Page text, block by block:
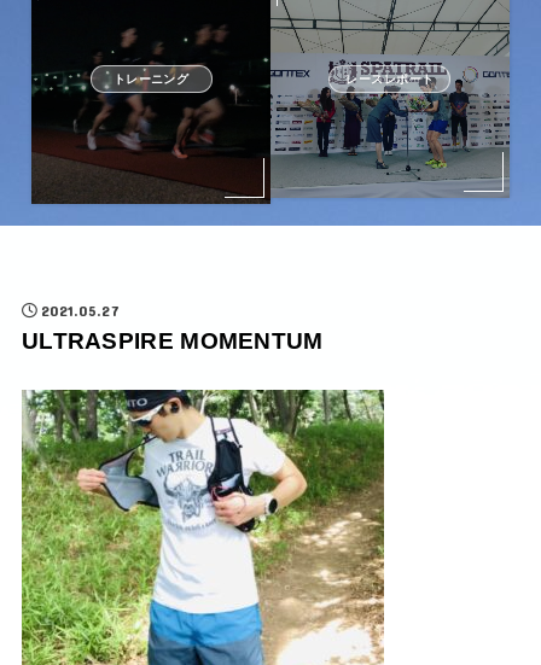
トレーニング レースレポート
2021.05.27
ULTRASPIRE MOMENTUM